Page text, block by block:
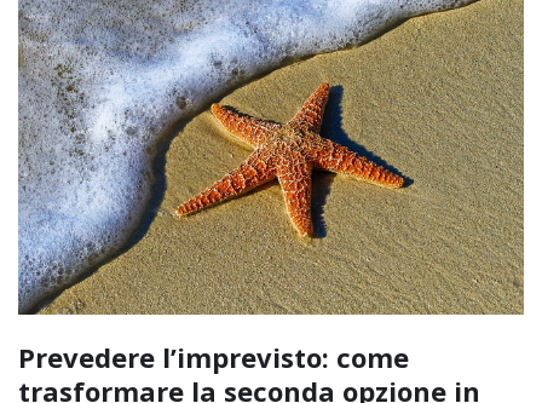
Prevedere l’imprevisto: come
trasformare la seconda opzione in